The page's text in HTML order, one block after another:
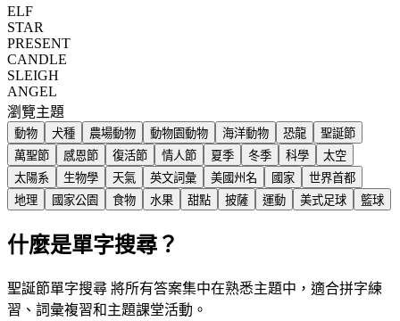
ELF
STAR
PRESENT
CANDLE
SLEIGH
ANGEL
瀏覽主題
動物 犬種 農場動物 動物園動物 海洋動物 恐龍
聖誕節
萬聖節
感恩節 復活節 情人節 夏季 冬季 科學
太空
太陽系
生物學 天氣 英文詞彙 美國州名 國家
世界首都
地理
國家公園 食物 水果 甜點 披薩 運動 美式足球 籃球
什麼是單字搜尋？
聖誕節單字搜尋 將所有答案集中在熟悉主題中，適合拼字練
習、詞彙複習和主題課堂活動。